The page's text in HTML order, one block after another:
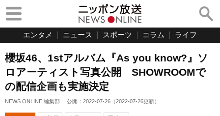
エンタメ ニュース スポーツ コラム ライフ
櫻坂46、1stアルバム『As you know?』ソ
ロアーティスト写真公開 SHOWROOMで
の配信企画も実施決定
NEWS ONLINE 編集部 公開： 2022-07-26 （2022-07-26更新）